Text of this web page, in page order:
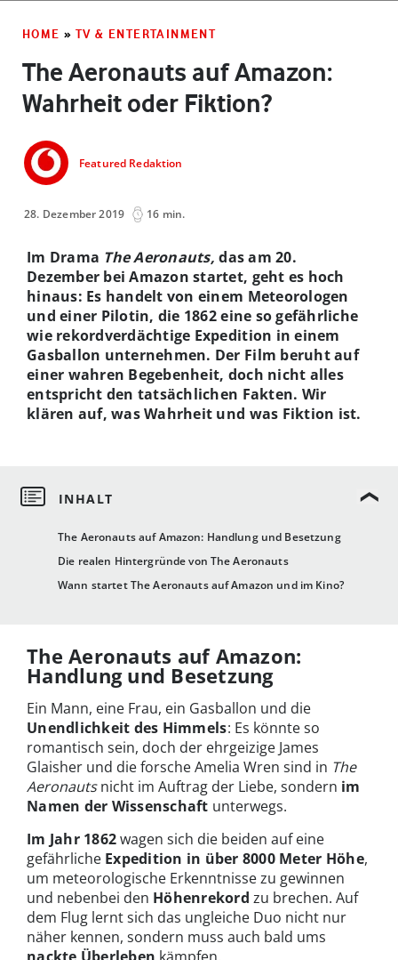
HOME » TV & ENTERTAINMENT
The Aeronauts auf Amazon:
Wahrheit oder Fiktion?
Featured Redaktion
28. Dezember 2019 16 min.
The Aeronauts auf Amazon: Handlung und Besetzung
Die realen Hintergründe von The Aeronauts
Wann startet The Aeronauts auf Amazon und im Kino?
Im Drama The Aeronauts,das am 20.
Dezember bei Amazon startet, geht es hoch
hinaus: Es handelt von einem Meteorologen
und einer Pilotin, die 1862 eine so gefährliche
wie rekordverdächtige Expedition in einem
Gasballon unternehmen. Der Film beruht auf
einer wahren Begebenheit, doch nicht alles
entspricht den tatsächlichen Fakten. Wir
klären auf, was Wahrheit und was Fiktion ist.
The Aeronauts auf Amazon:
Handlung und Besetzung
Ein Mann, eine Frau, ein Gasballon und die
Unendlichkeit des Himmels: Es könnte so
romantisch sein, doch der ehrgeizige James
Glaisher und die forsche Amelia Wren sind in The
Aeronautsnicht im Auftrag der Liebe, sondern im
Namen der Wissenschaft unterwegs.
Im Jahr 1862wagen sich die beiden auf eine
gefährliche Expedition in über 8000 Meter Höhe,
um meteorologische Erkenntnisse zu gewinnen
und nebenbei den Höhenrekord zu brechen. Auf
dem Flug lernt sich das ungleiche Duo nicht nur
näher kennen, sondern muss auch bald ums